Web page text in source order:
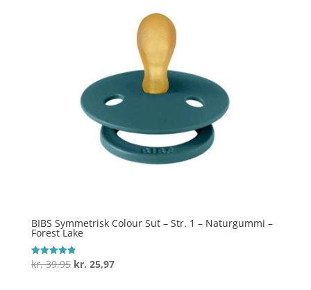
BIBS Symmetrisk Colour Sut – Str. 1 – Naturgummi –
Forest Lake
Vurderet
4.9
kr.39,95 Den
kr. 25,97Den